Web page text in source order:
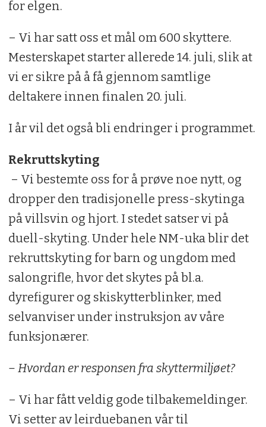
for elgen.
– Vi har satt oss et mål om 600 skyttere.
Mesterskapet starter allerede 14. juli, slik at
vi er sikre på å få gjennom samtlige
deltakere innen finalen 20. juli.
I år vil det også bli endringer i programmet.
Rekruttskyting
​​​​​ – Vi bestemte oss for å prøve noe nytt, og
dropper den tradisjonelle press-skytinga
på villsvin og hjort. I stedet satser vi på
duell-skyting. Under hele NM-uka blir det
rekruttskyting for barn og ungdom med
salongrifle, hvor det skytes på bl.a.
dyrefigurer og skiskytterblinker, med
selvanviser under instruksjon av våre
funksjonærer.
– Hvordan er responsen fra skyttermiljøet?
– Vi har fått veldig gode tilbakemeldinger.
Vi setter av leirduebanen vår til